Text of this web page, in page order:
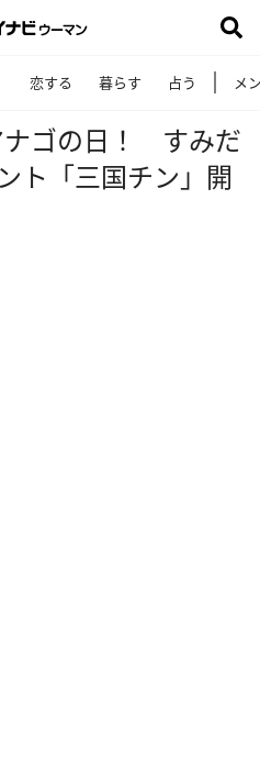
恋する 暮らす 占う メ
ナゴの日！ すみだ
ト「三国チン」開